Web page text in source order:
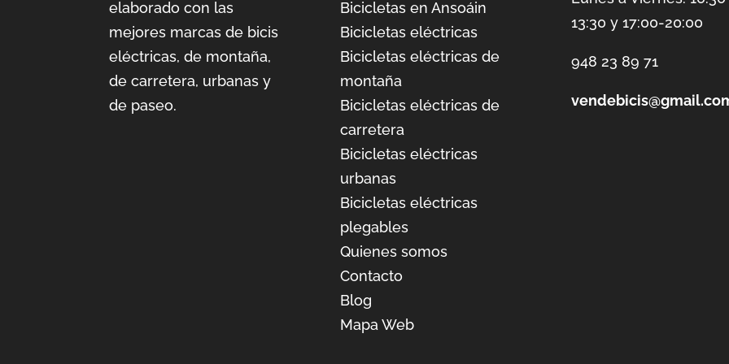
elaborado con las
mejores marcas de bicis
eléctricas, de montaña,
de carretera, urbanas y
de paseo.
Bicicletas en Ansoáin
Bicicletas eléctricas
Bicicletas eléctricas de
montaña
Bicicletas eléctricas de
carretera
Bicicletas eléctricas
urbanas
Bicicletas eléctricas
plegables
Quienes somos
Contacto
Blog
Mapa Web
13:30 y 17:00-20:00
948 23 89 71